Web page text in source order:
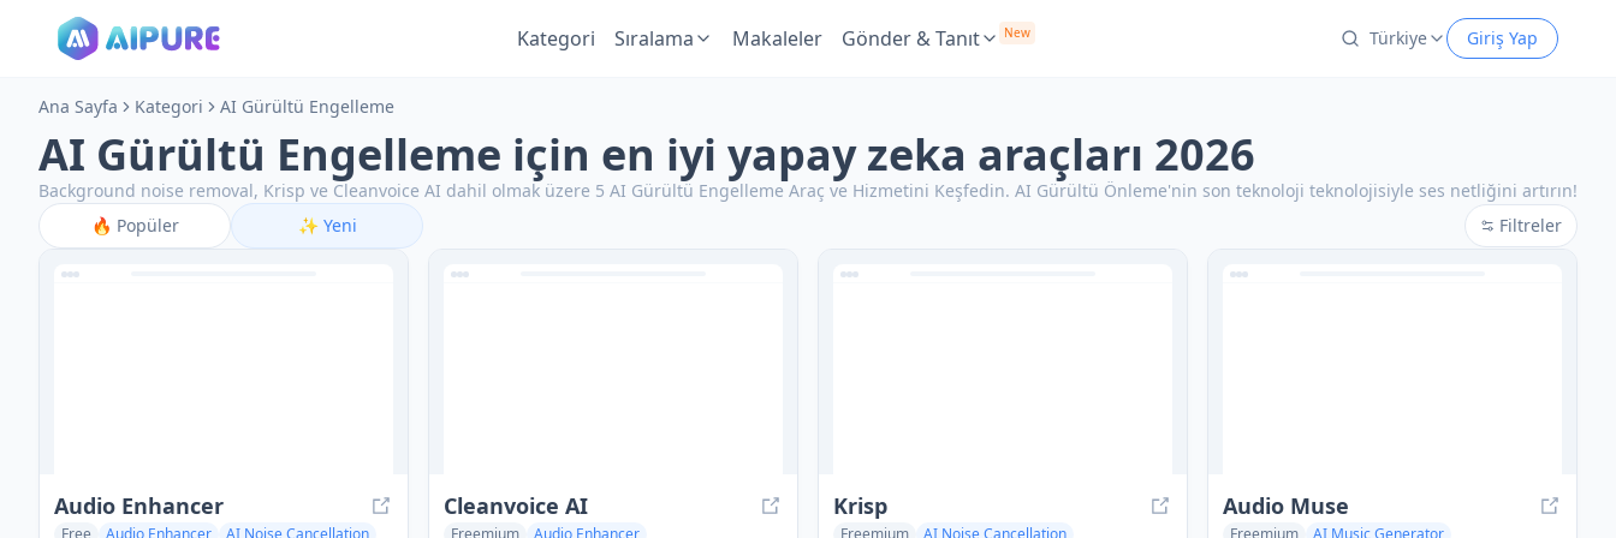
Kategori Sıralama Makaleler Gönder & Tanıt New Türkiye Giriş Yap
Ana Sayfa Kategori AI Gürültü Engelleme
AI Gürültü Engelleme için en iyi yapay zeka araçları 2026
Background noise removal, Krisp ve Cleanvoice AI dahil olmak üzere 5 AI Gürültü Engelleme Araç ve Hizmetini Keşfedin. AI Gürültü Önleme'nin son teknoloji teknolojisiyle ses netliğini artırın!
🔥 Popüler ✨ Yeni Filtreler
Audio Enhancer
Free Audio Enhancer AI Noise Cancellation
Cleanvoice AI
Freemium
Audio Enhancer
Krisp
Freemium
AI Noise Cancellation
Audio Muse
Freemium
AI Music Generator